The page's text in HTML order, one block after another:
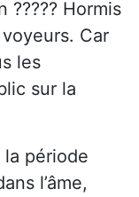
Hormis
Car
les
sur la
période
l’âme,